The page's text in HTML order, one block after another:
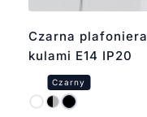
Czarna
kulami E14 IP20